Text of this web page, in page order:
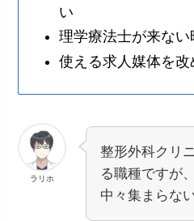
い
理学療法士が来な
使える求人媒体を
ラリホ
整形外科クリ
る職種ですが
中々集まらな